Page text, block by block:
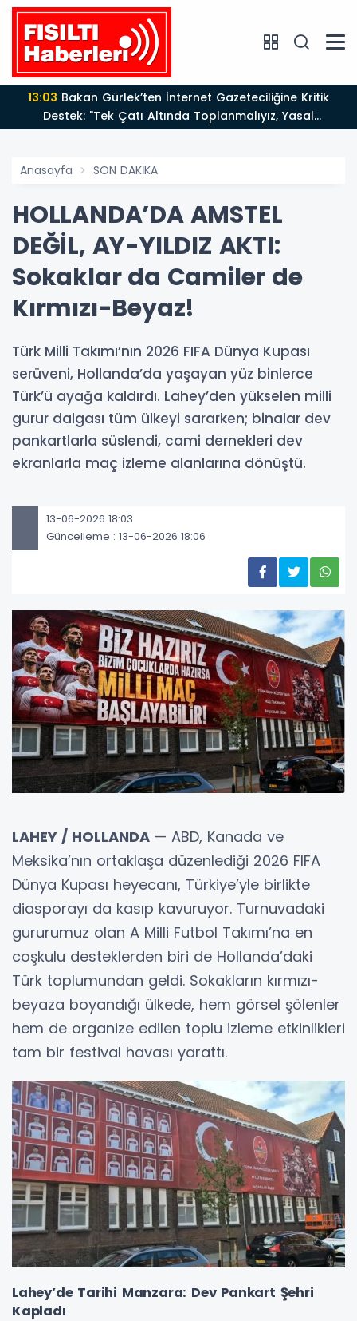
13:03
Destek: "Tek Çatı Altında Toplanmalıyız, Yasal
Düzenlemeye Hazırız"
Anasayfa SON DAKİKA
HOLLANDA’DA AMSTEL
DEĞİL, AY-YILDIZ AKTI:
Sokaklar da Camiler de
Kırmızı-Beyaz!
Türk Milli Takımı’nın 2026 FIFA Dünya Kupası
serüveni, Hollanda’da yaşayan yüz binlerce
Türk’ü ayağa kaldırdı. Lahey’den yükselen milli
gurur dalgası tüm ülkeyi sararken; binalar dev
pankartlarla süslendi, cami dernekleri dev
ekranlarla maç izleme alanlarına dönüştü.
13-06-2026 18:03
Güncelleme : 13-06-2026 18:06
LAHEY / HOLLANDA — ABD, Kanada ve
Meksika’nın ortaklaşa düzenlediği 2026 FIFA
Dünya Kupası heyecanı, Türkiye’yle birlikte
diasporayı da kasıp kavuruyor. Turnuvadaki
gururumuz olan A Milli Futbol Takımı’na en
coşkulu desteklerden biri de Hollanda’daki
Türk toplumundan geldi. Sokakların kırmızı-
beyaza boyandığı ülkede, hem görsel şölenler
hem de organize edilen toplu izleme etkinlikleri
tam bir festival havası yarattı.
Lahey’de Tarihi Manzara: Dev Pankart Şehri
Kapladı